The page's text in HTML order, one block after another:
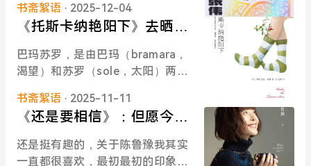
度，但实实在在是个蠢蛋，也很悲
哀。他是不幸的，年幼父母双亡，
回俄国做沙皇继承人。无论是心
智、性格、外貌都没有什么优势，
用尽全力拒绝俄国的一切，一场天
花使他的自卑更是上升到极点，故
而失去了叶卡捷琳娜这样一位好
友。彼得一生慕强，但是却对身边
最强的人视而不见。而蠢蛋在政治
你开心才是最终的奥义。看得我频
频点头，频频认同。并且再一次确
认，大老师真的是非常浪漫的一个
人，比如 我看到下面这段时，整个
感觉被击中了：智者说，水以为自
己越不过沙漠，风跟水说，你不只
是水，你还能变成水蒸气，然后变
成雨，雨下下来，你就又变成了
书斋絮语 · 2025-12-04
《托斯卡纳艳阳下》去晒太
阳，给心灵好好放个假
巴玛苏罗，是由巴玛（bramara，
渴望）和苏罗（sole，太阳）两个
书，刚开篇就看到这句话的时候，
我决定好好地感受一下这本书。我
还没有买房，但是在规划中。我也
没有本书作者如此有钱，但是看她
书斋絮语 · 2025-11-11
《还是要相信》：但愿今
晚、今后风平浪静，而我从
容淡定，宠辱不惊
还是挺有趣的，关于陈鲁豫我其实
一直都很喜欢，最初最初的印象也